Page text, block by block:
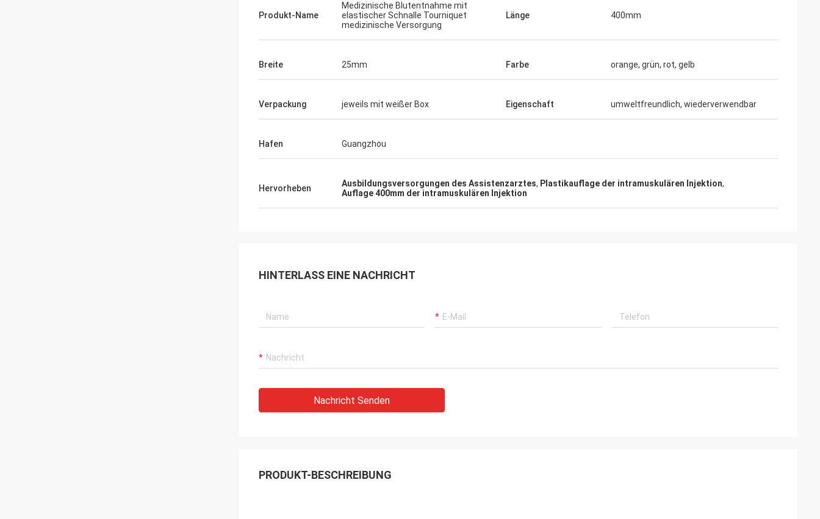
Produkt-Name
Medizinische Blutentnahme mit
elastischer Schnalle Tourniquet
medizinische Versorgung
Länge 400mm
Breite 25mm Farbe orange, grün, rot, gelb
Verpackung jeweils mit weißer Box Eigenschaft umweltfreundlich, wiederverwendbar
Hafen Guangzhou
Hervorheben Ausbildungsversorgungen des Assistenzarztes, Plastikauflage der intramuskulären Injektion,
Auflage 400mm der intramuskulären Injektion
HINTERLASS EINE NACHRICHT
Nachricht Senden
PRODUKT-BESCHREIBUNG